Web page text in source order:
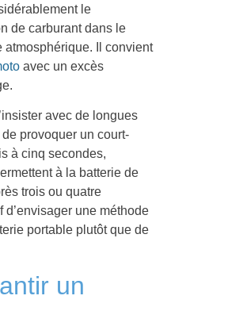
le
de carburant dans le
atmosphérique. Il convient
avec un excès
avec de longues
provoquer un court-
à cinq secondes,
à la batterie de
trois ou quatre
une méthode
portable plutôt que de
un